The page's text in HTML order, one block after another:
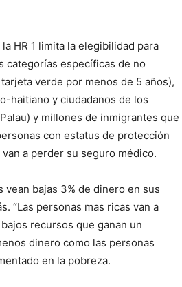
HR 1 limita la elegibilidad para
categorías específicas de no
verde por menos de 5 años),
haitiano y ciudadanos de los
y millones de inmigrantes que
con estatus de protección
a perder su seguro médico.
bajas 3% de dinero en sus
“Las personas mas ricas van a
recursos que ganan un
dinero como las personas
en la pobreza.